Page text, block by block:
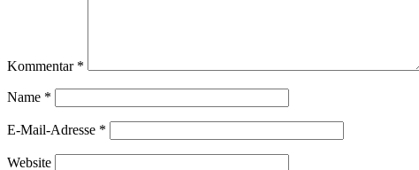
Kommentar *
Name *
E-Mail-Adresse *
Website